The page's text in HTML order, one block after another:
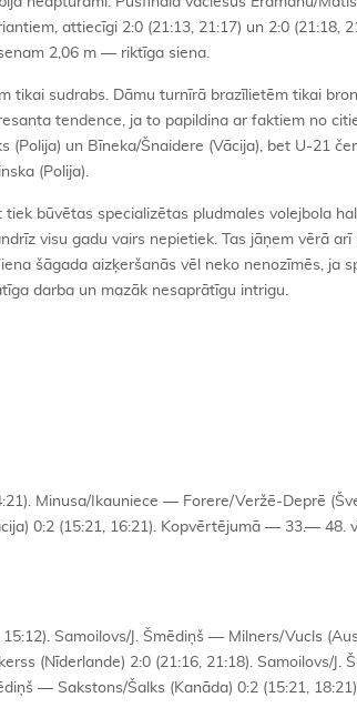
attiecīgi 2:0 (21:13, 21:17) un 2:0 (21:18,
2,06 m — riktīga siena.
tikai sudrabs. Dāmu turnīrā brazīlietēm tikai
tendence, ja to papildina ar faktiem no
(Polija) un Bīneka/Šnaidere (Vācija), bet U-21
(Polija).
būvētas specializētas pludmales volejbola
visu gadu vairs nepietiek. Tas jāņem vērā arī
šāgada aizķeršanās vēl neko nenozīmēs, ja
darba un mazāk nesaprātīgu intrigu.
Minusa/Ikauniece — Forere/Veržē-Deprē
0:2 (15:21, 16:21). Kopvērtējumā — 33.— 48.
Samoilovs/J. Šmēdiņš — Milners/Vucls
(Nīderlande) 2:0 (21:16, 21:18). Samoilovs/J.
— Sakstons/Šalks (Kanāda) 0:2 (15:21,